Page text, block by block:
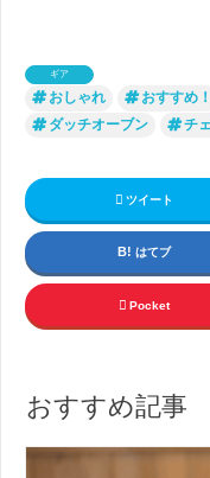
ギア
おしゃれ おすすめ！
ダッチオーブン
チ
ツイート
はてブ
Pocket
おすすめ記事